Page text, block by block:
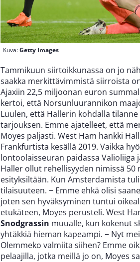
Kuva:Getty Images
Tammikuun siirtoikkunassa on jo
saakka merkittävimmistä siirroista
Ajaxiin 22,5 miljoonan euron
kertoi, että Norsunluurannikon
Luulen, että Hallerin kohdalla
tarjouksen. Emme ajatelleet, että
Moyes paljasti. West Ham hankki
Frankfurtista kesällä 2019. Vaikka
lontoolaisseuran paidassa Valioliiga
Haller ollut rehellisyyden nimissä
esityksiltään. Kun Amsterdamista
tilaisuuteen. − Emme ehkä olisi
joten sen hyväksyminen tuntui
etukäteen, Moyes perusteli. West
Snodgrassin muualle, kun kokenut
yhtäkkiä hieman kapeampi. − Nyt
Olemmeko valmiita siihen? Emme
pelaajilla, jotka meillä jo on, Moyes